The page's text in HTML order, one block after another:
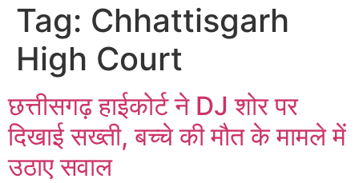
Tag: Chhattisgarh
High Court
छत्तीसगढ़ हाईकोर्ट ने DJ शोर पर
दिखाई सख्ती, बच्चे की मौत के मामले में
उठाए सवाल